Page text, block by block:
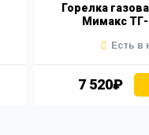
Горелка
Мимакс
7 520₽
Есть в